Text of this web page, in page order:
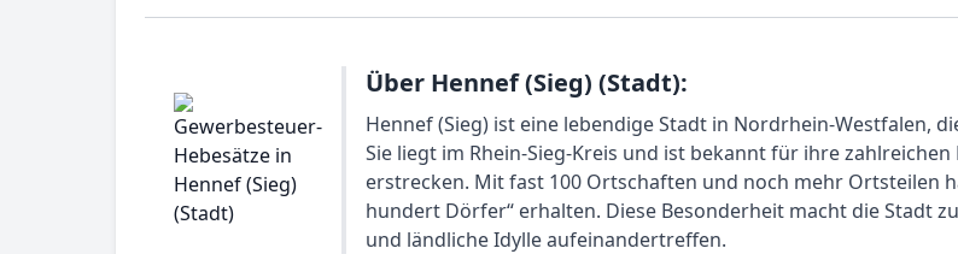
Über Hennef (Sieg) (Stadt):
Hennef (Sieg) ist eine lebendige Stadt in Nordrhein-Westfalen,
Sie liegt im Rhein-Sieg-Kreis und ist bekannt für ihre
erstrecken. Mit fast 100 Ortschaften und noch mehr Ortsteilen
hundert Dörfer“ erhalten. Diese Besonderheit macht die Stadt
und ländliche Idylle aufeinandertreffen.